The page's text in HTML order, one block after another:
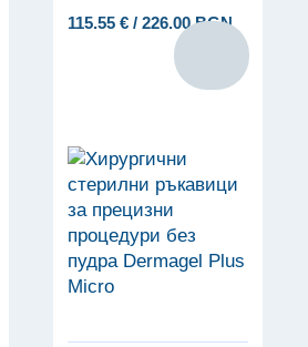
115.55 € / 226.00 BGN